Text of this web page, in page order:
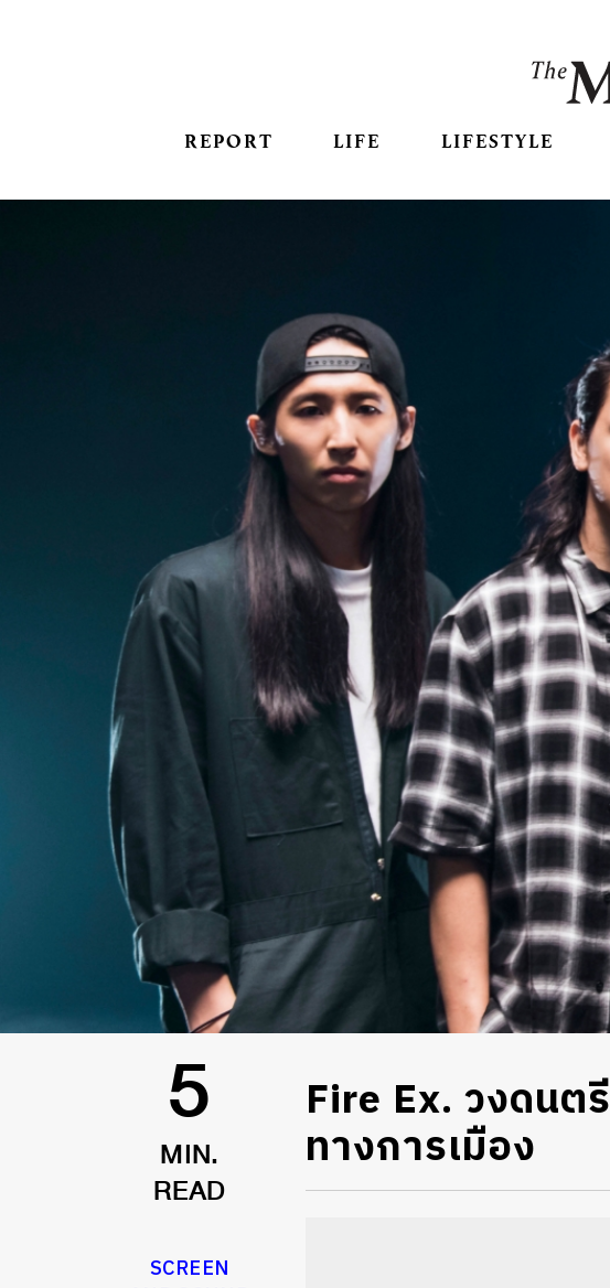
REPORT LIFE LIFESTYLE
5
MIN.
READ
SCREEN
Fire Ex. วงดนต
ทางการเมือง